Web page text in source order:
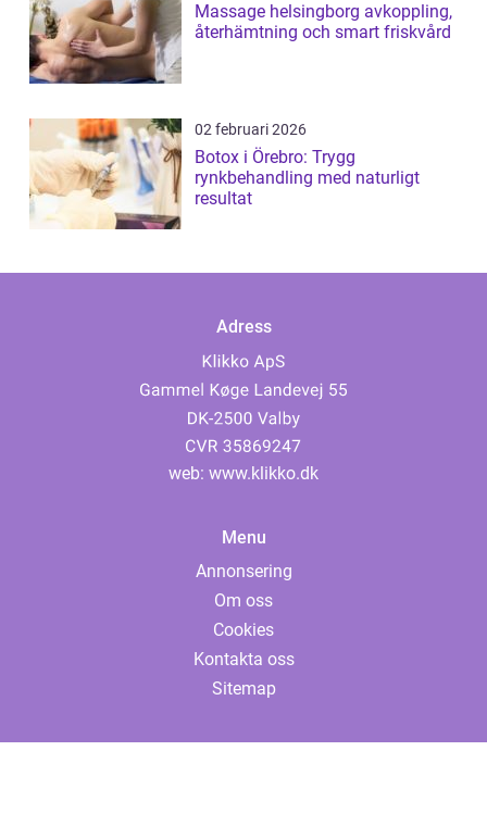
Massage helsingborg avkoppling,
återhämtning och smart friskvård
02 februari 2026
Botox i Örebro: Trygg
rynkbehandling med naturligt
resultat
Adress
web: www.klikko.dk
Menu
Annonsering
Om oss
Cookies
Kontakta oss
Sitemap